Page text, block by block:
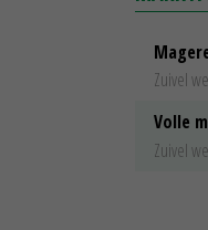
Zuivel
Volle
Zuivel